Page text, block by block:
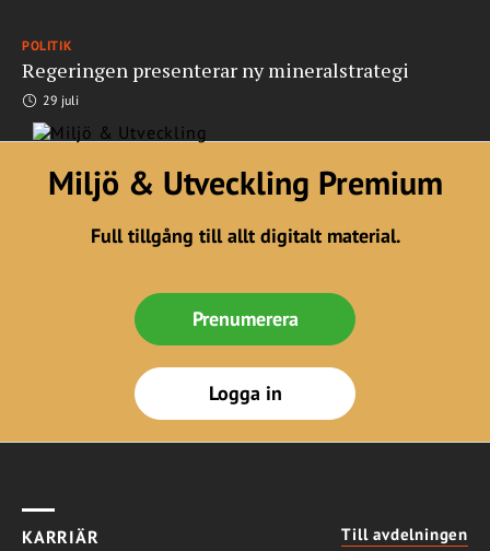
POLITIK
Regeringen presenterar ny mineralstrategi
29 juli
Miljö & Utveckling Premium
Full tillgång till allt digitalt material.
Prenumerera
Logga in
KARRIÄR Till avdelningen